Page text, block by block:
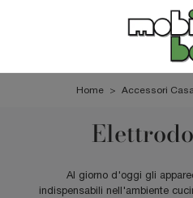
Home > Accessori
Al giorno d'oggi gli
indispensabili nell'ambiente